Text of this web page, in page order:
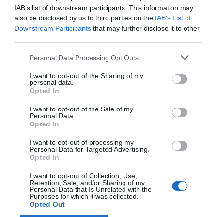
IAB’s list of downstream participants. This information may
also be disclosed by us to third parties on the IAB’s List of
Downstream Participants that may further disclose it to other
Personal Data Processing Opt Outs
I want to opt-out of the Sharing of my
personal data.
Opted In
I want to opt-out of the Sale of my
Personal Data.
Opted In
I want to opt-out of processing my
Personal Data for Targeted Advertising.
Opted In
I want to opt-out of Collection, Use,
Retention, Sale, and/or Sharing of my
Personal Data that Is Unrelated with the
Purposes for which it was collected.
Opted Out
ΔΗΜΟΦΙΛΗ
Η Vendora επεκτείνεται σε 27 χώρες της
Ευρωπαϊκή 'Ενωσης
SpaceX: Άλμα 92% στα έσοδα του α' τριμήνου στα
7,8 δισ. δολάρια
05/08/2026 - 08:44 ΤΕΧΝΟΛΟΓΙΑ
Evergood: Άγγιξε τα 300 εκατ. ο τζίρος- Στα 10
εκατ. ευρώ το τίμημα για το 60% του Jackaroo
05/08/2026 - 12:50 ΕΠΙΧΕΙΡΗΣΕΙΣ
Alpha Bank: Για πρώτη φορά το Αρχαίο Θέατρο
Επιδαύρου άνοιξε τις πύλες του σε όλους